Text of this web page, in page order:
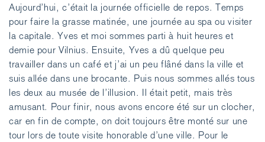
Aujourd’hui, c’était la journée officielle de repos. Temps
pour faire la grasse matinée, une journée au spa ou visiter
la capitale. Yves et moi sommes parti à huit heures et
demie pour Vilnius. Ensuite, Yves a dû quelque peu
travailler dans un café et j’ai un peu flâné dans la ville et
suis allée dans une brocante. Puis nous sommes allés tous
les deux au musée de l’illusion. Il était petit, mais très
amusant. Pour finir, nous avons encore été sur un clocher,
car en fin de compte, on doit toujours être monté sur une
tour lors de toute visite honorable d’une ville. Pour le